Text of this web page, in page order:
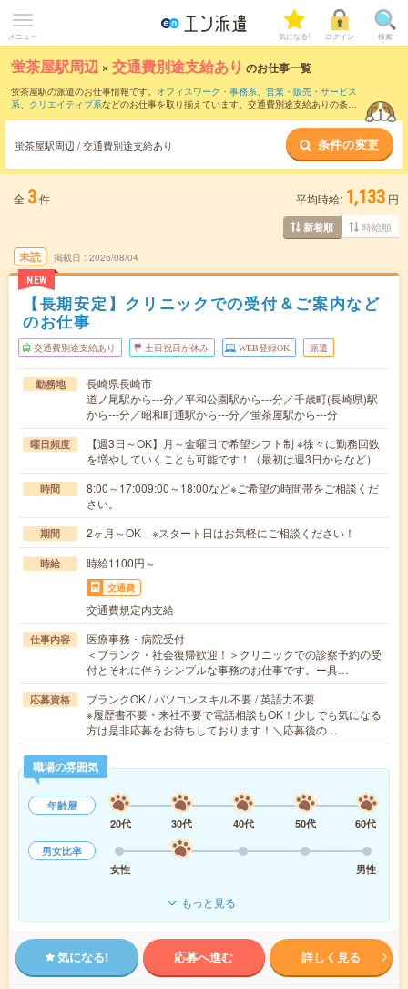
メニュー 気になる! ログイン 検索
蛍茶屋駅周辺 ×交通費別途支給あり のお仕事一覧
蛍茶屋駅の派遣のお仕事情報です。 オフィスワーク・事務系、 営業・販売・サービス
系、 クリエイティブ系などのお仕事を取り揃えています。交通費別途支給ありの条件
蛍茶屋駅周辺 / 交通費別途支給あり 条件の変更
全 3件 平均時給: 1,133 円
新着順 時給順
未読
NEW
掲載日 2026/08/04
【長期安定】クリニックでの受付＆ご案内など
のお仕事
交通費別途支給あり 土日祝日が休み WEB登録OK 派遣
勤務地
長崎県長崎市
道ノ尾駅から---分／平和公園駅から---分／千歳町(長崎県)駅
から---分／昭和町通駅から---分／蛍茶屋駅から---分
曜日頻度
【週3日～OK】月～金曜日で希望シフト制 ※徐々に勤務回数
を増やしていくことも可能です！（最初は週3日からなど）
時間
8:00～17:009:00～18:00など※ご希望の時間帯をご相談くだ
さい。
期間 2ヶ月～OK ※スタート日はお気軽にご相談ください！
時給 時給1100円～
交通費
交通費規定内支給
仕事内容
医療事務・病院受付
＜ブランク・社会復帰歓迎！＞クリニックでの診察予約の受
付とそれに伴うシンプルな事務のお仕事です。ー具…
応募資格
ブランクOK / パソコンスキル不要 / 英語力不要
※履歴書不要・来社不要で電話相談もOK！少しでも気になる
方は是非応募をお待ちしております！＼応募後の…
職場の雰囲気
年齢層
20代
30代 40代 50代
60代
男女比率
女性
男性
もっと見る
気になる! 応募へ進む 詳しく見る